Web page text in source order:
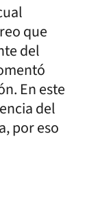
que
del
En este
del
por eso